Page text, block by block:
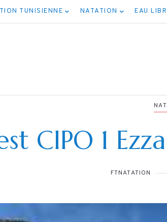
TUNISIENNE NATATION EAU
CIPO 1
FTNATATION